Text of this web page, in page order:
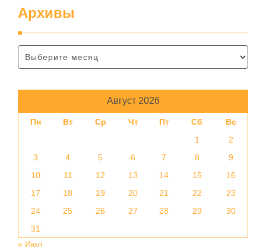
Архивы
Август 2026
Пн Вт Ср Чт Пт Сб
Вс
1
2
3
4 5 6 7 8
9
10
11 12 13 14 15
16
17
18 19 20 21 22
23
24
25 26 27 28 29
30
31
« Июл